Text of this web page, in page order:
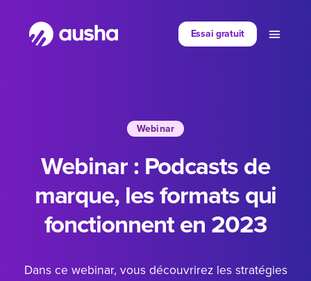
Essai gratuit
Webinar
Webinar : Podcasts de
marque, les formats qui
fonctionnent en 2023
Dans ce webinar, vous découvrirez les stratégies